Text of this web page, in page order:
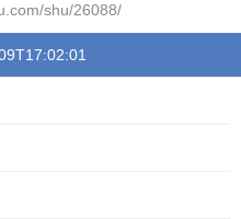
shu/26088/